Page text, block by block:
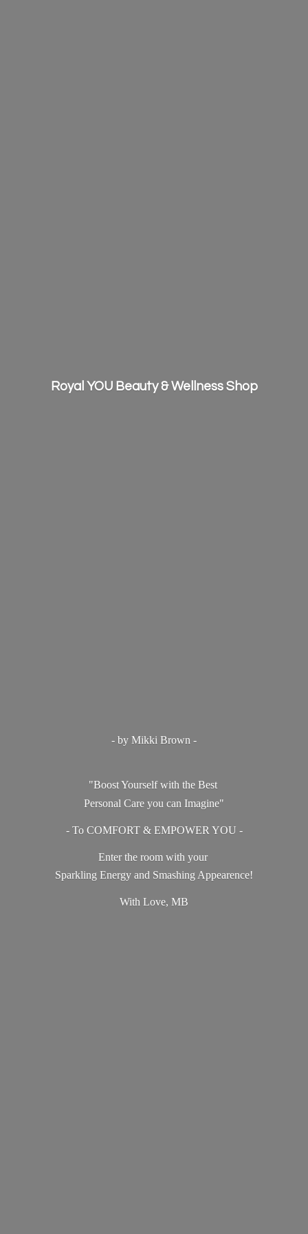
Royal YOU Beauty &Wellness Shop
- by Mikki Brown -
"Boost Yourself with the Best
Personal Care you can Imagine"
- To COMFORT & EMPOWER YOU -
Enter the room with your
Sparkling Energy and Smashing Appearence!
With Love, MB